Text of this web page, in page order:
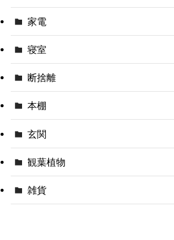
家電
寝室
断捨離
本棚
玄関
観葉植物
雑貨